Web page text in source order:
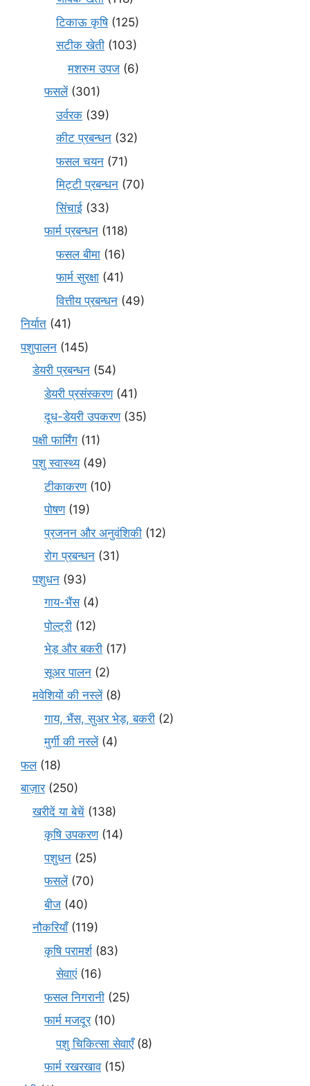
टिकाऊ कृषि(125)
सटीक खेती (103)
मशरुम उपज (6)
फसलें(301)
उर्वरक (39)
कीट प्रबन्धन (32)
फसल चयन (71)
मि‌ट्टी प्रबन्धन (70)
सिंचाई (33)
फार्म प्रबन्धन (118)
फसल बीमा (16)
फार्म सुरक्षा (41)
वित्तीय प्रबन्धन (49)
निर्यात (41)
पशुपालन (145)
डेयरी प्रबन्धन (54)
डेयरी प्रसंस्करण(41)
दूध-डेयरी उपकरण(35)
पक्षी फार्मिंग (11)
पशु स्वास्थ्य(49)
टीकाकरण(10)
पोषण(19)
प्रजनन और अनुवंशिकी (12)
रोग प्रबन्धन (31)
पशुधन (93)
गाय-भैंस(4)
पोल्ट्री (12)
भेड़ और बकरी (17)
सूअर पालन (2)
मवेशियों की नस्लें(8)
गाय, भैंस, सुअर भेड़, बकरी (2)
मुर्गी की नस्लें(4)
फल(18)
बाज़ार(250)
खरीदें या बेचें (138)
कृषि उपकरण(14)
पशुधन (25)
फसलें(70)
बीज (40)
नौकरियाँ(119)
कृषि परामर्श(83)
सेवाएं(16)
फसल निगरानी (25)
फार्म मजदूर(10)
पशु चिकित्सा सेवाएँ(8)
फार्म रखरखाव(15)